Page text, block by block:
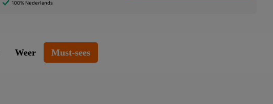
Weer Must-sees